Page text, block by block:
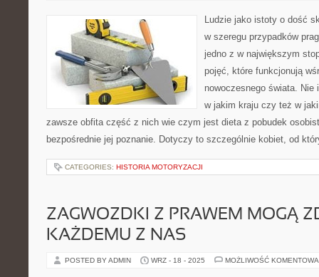
Ludzie jako istoty o dość
w szeregu przypadków
jedno z w największym
pojęć, które funkcjonują
nowoczesnego świata.
w jakim kraju czy też w
zawsze obfita część z nich wie czym jest dieta z pobudek
bezpośrednie jej poznanie. Dotyczy to szczególnie kobiet, od
CATEGORIES: HISTORIA MOTORYZACJI
ZAGWOZDKI Z PRAWEM MOGĄ
KAŻDEMU Z NAS
POSTED BY ADMIN WRZ - 18 - 2025 MOŻLIWOŚĆ